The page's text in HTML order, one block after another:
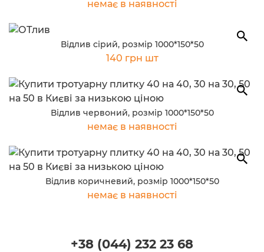
немає в наявності
Відлив сірий, розмір 1000*150*50
140 грн шт
Відлив червоний, розмір 1000*150*50
немає в наявності
Відлив коричневий, розмір 1000*150*50
немає в наявності
+38 (044) 232 23 68